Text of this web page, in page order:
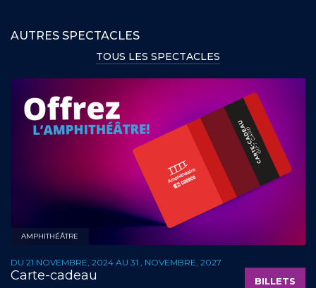
AUTRES SPECTACLES
TOUS LES SPECTACLES
AMPHITHÉÂTRE
DU 21 NOVEMBRE, 2024 AU 31 , NOVEMBRE, 2027
Carte-cadeau BILLETS